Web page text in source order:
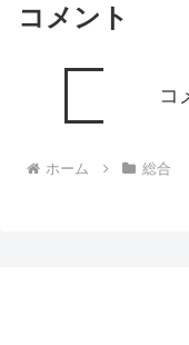
コメント
コ
ホーム 総合